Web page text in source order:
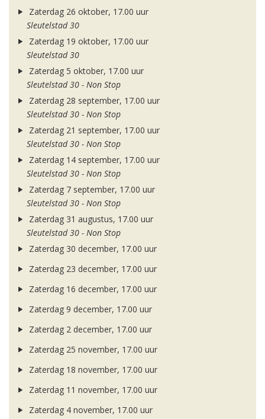
Zaterdag 26 oktober, 17.00 uur
Sleutelstad 30
Zaterdag 19 oktober, 17.00 uur
Sleutelstad 30
Zaterdag 5 oktober, 17.00 uur
Sleutelstad 30 - Non Stop
Zaterdag 28 september, 17.00 uur
Sleutelstad 30 - Non Stop
Zaterdag 21 september, 17.00 uur
Sleutelstad 30 - Non Stop
Zaterdag 14 september, 17.00 uur
Sleutelstad 30 - Non Stop
Zaterdag 7 september, 17.00 uur
Sleutelstad 30 - Non Stop
Zaterdag 31 augustus, 17.00 uur
Sleutelstad 30 - Non Stop
Zaterdag 30 december, 17.00 uur
Zaterdag 23 december, 17.00 uur
Zaterdag 16 december, 17.00 uur
Zaterdag 9 december, 17.00 uur
Zaterdag 2 december, 17.00 uur
Zaterdag 25 november, 17.00 uur
Zaterdag 18 november, 17.00 uur
Zaterdag 11 november, 17.00 uur
Zaterdag 4 november, 17.00 uur